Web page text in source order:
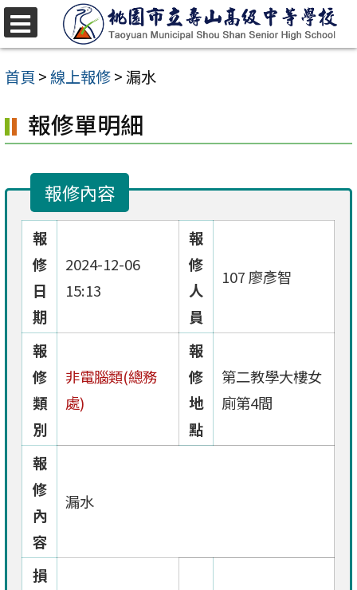
跳
至
主
內
容
首頁 >線上報修> 漏水
報修單明細
報修內容
報
修
日
期
2024-12-06
15:13
報
修
人
員
107 廖彥智
報
修
類
別
非電腦類(總務
處)
報
修
地
點
第二教學大樓女
廁第4間
報
修
內
容
漏水
損
選
單